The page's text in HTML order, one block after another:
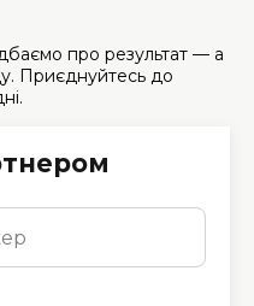
про результат — а
Приєднуйтесь до